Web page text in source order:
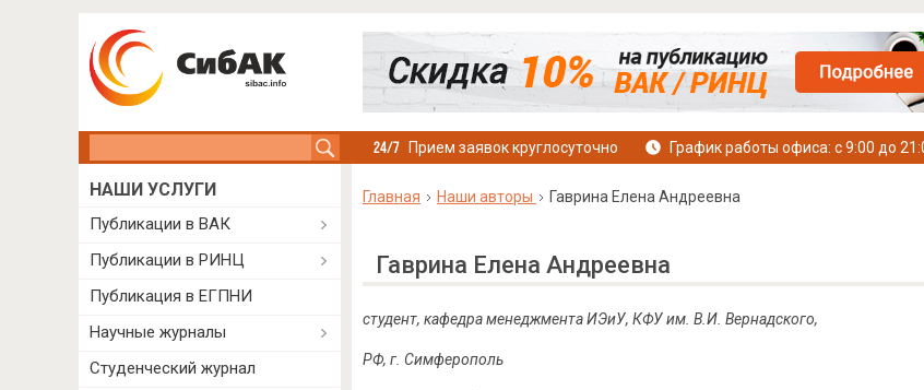
Прием заявок круглосуточно График работы офиса: с 9:00 до
Главная Наши авторы Гаврина Елена Андреевна
Гаврина Елена Андреевна
студент, кафедра менеджмента ИЭиУ, КФУ им. В.И. Вернадского,
РФ, г. Симферополь
НАШИ УСЛУГИ
Публикации в ВАК
Публикации в РИНЦ
Публикация в ЕГПНИ
Научные журналы
Студенческий журнал